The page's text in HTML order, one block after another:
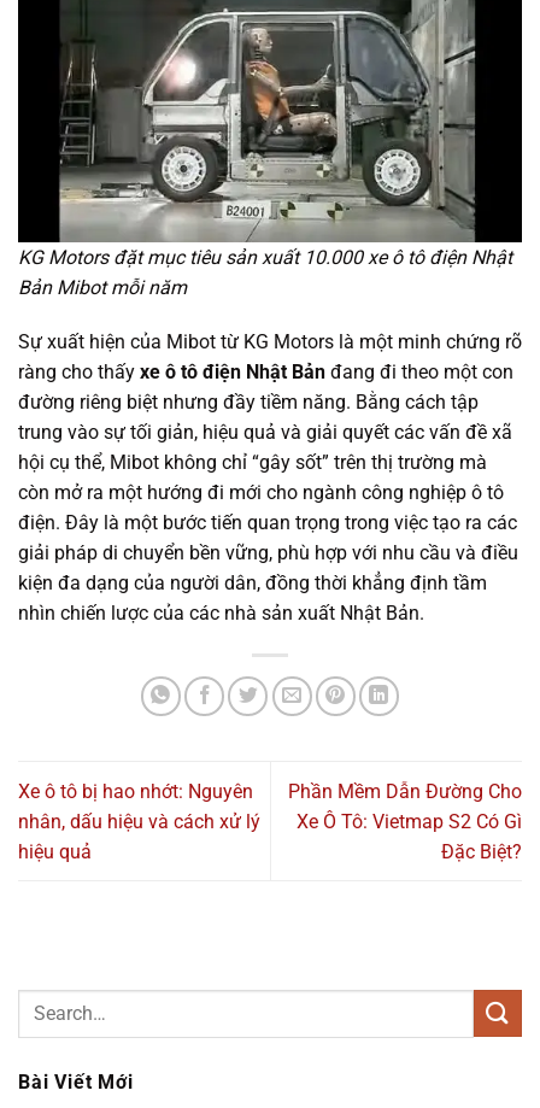
KG Motors đặt mục tiêu sản xuất 10.000 xe ô tô điện Nhật
Bản Mibot mỗi năm
Sự xuất hiện của Mibot từ KG Motors là một minh chứng rõ
ràng cho thấy xe ô tô điện Nhật Bản đang đi theo một con
đường riêng biệt nhưng đầy tiềm năng. Bằng cách tập
trung vào sự tối giản, hiệu quả và giải quyết các vấn đề xã
hội cụ thể, Mibot không chỉ “gây sốt” trên thị trường mà
còn mở ra một hướng đi mới cho ngành công nghiệp ô tô
điện. Đây là một bước tiến quan trọng trong việc tạo ra các
giải pháp di chuyển bền vững, phù hợp với nhu cầu và điều
kiện đa dạng của người dân, đồng thời khẳng định tầm
nhìn chiến lược của các nhà sản xuất Nhật Bản.
Xe ô tô bị hao nhớt: Nguyên
nhân, dấu hiệu và cách xử lý
hiệu quả
Phần Mềm Dẫn Đường Cho
Xe Ô Tô: Vietmap S2 Có Gì
Đặc Biệt?
Bài Viết Mới